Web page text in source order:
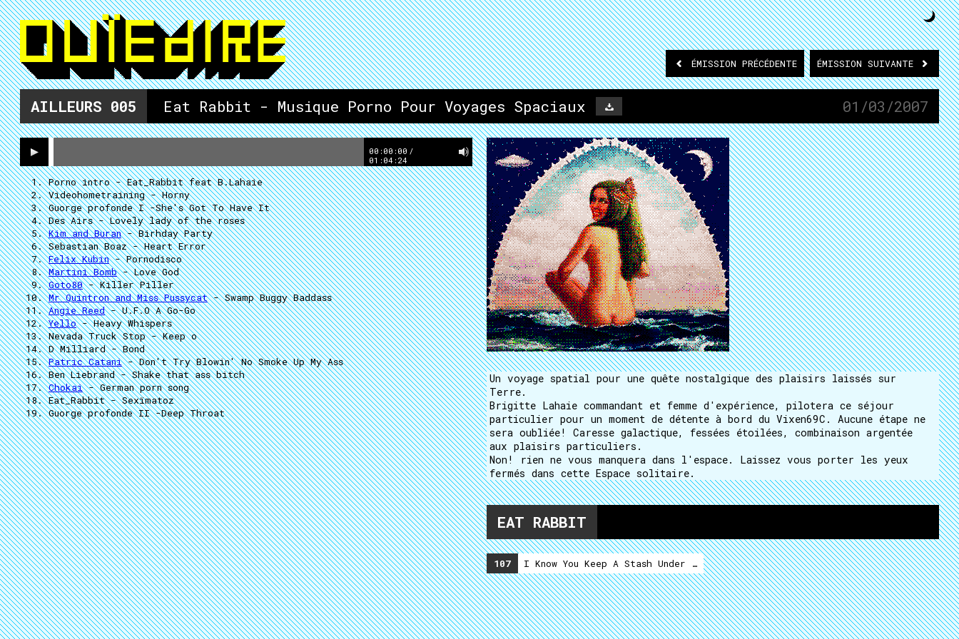
ÉMISSION PRÉCÉDENTE ÉMISSION SUIVANTE
AILLEURS 005 Eat Rabbit - Musique Porno Pour Voyages Spaciaux 01/03/2007
00:00:00 /
01:04:24
Porno intro- Eat_Rabbit feat B.Lahaie
Videohometraining- Horny
Guorge profonde I-She's Got To Have It
Des Airs- Lovely lady of the roses
Kim and Buran- Birhday Party
Sebastian Boaz- Heart Error
Felix Kubin- Pornodisco
Martini Bomb- Love God
Goto80- Killer Piller
Mr Quintron and Miss Pussycat- Swamp Buggy Baddass
Angie Reed- U.F.O A Go-Go
Yello- Heavy Whispers
Nevada Truck Stop- Keep o
D Milliard- Bond
Patric Catani- Don't Try Blowin' No Smoke Up My Ass
Ben Liebrand- Shake that ass bitch
Chokai- German porn song
Eat_Rabbit- Sexïmatoz
Guorge profonde II-Deep Throat
Un voyage spatial pour une quête nostalgique des plaisirs laissés sur
Terre.
Brigitte Lahaie commandant et femme d'expérience, pilotera ce séjour
particulier pour un moment de détente à bord du Vixen69C. Aucune étape ne
sera oubliée! Caresse galactique, fessées étoilées, combinaison argentée
aux plaisirs particuliers.
Non! rien ne vous manquera dans l'espace. Laissez vous porter les yeux
fermés dans cette Espace solitaire.
EAT RABBIT
107 I Know You Keep A Stash Under Your SCT